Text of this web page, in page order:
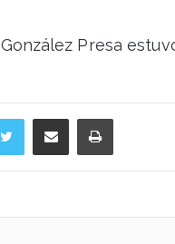
González Presa
Compartir vía correo electrónico